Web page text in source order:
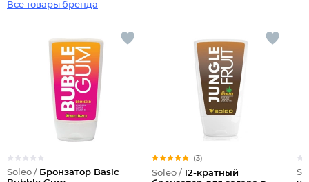
Все товары бренда
Soleo / Бронзатор Basic
(3)
Soleo / 12-кратный